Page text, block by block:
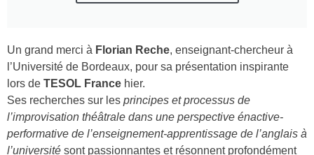
Un grand merci à Florian Reche, enseignant-chercheur à
l’Université de Bordeaux, pour sa présentation inspirante
lors de TESOL France hier.
Ses recherches sur les principes et processus de
l’improvisation théâtrale dans une perspective énactive-
performative de l’enseignement-apprentissage de l’anglais à
l’université sont passionnantes et résonnent profondément